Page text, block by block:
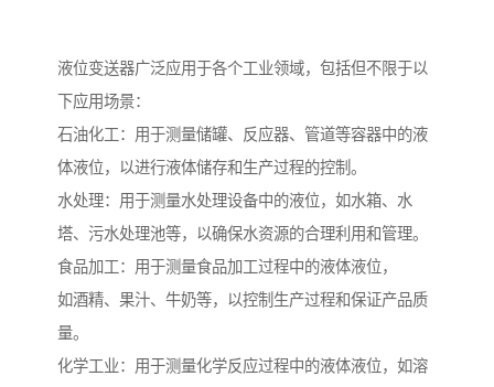
液位变送器广泛应用于各个工业领域，包括但不限于以
下应用场景：
石油化工：用于测量储罐、反应器、管道等容器中的液
体液位，以进行液体储存和生产过程的控制。
水处理：用于测量水处理设备中的液位，如水箱、水
塔、污水处理池等，以确保水资源的合理利用和管理。
食品加工：用于测量食品加工过程中的液体液位，
如酒精、果汁、牛奶等，以控制生产过程和保证产品质
量。
化学工业：用于测量化学反应过程中的液体液位，如溶